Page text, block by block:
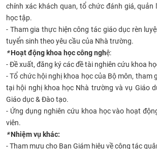
chính xác khách quan, tổ chức đánh giá,
học tập.
- Tham gia thực hiện công tác giáo dục rèn
tuyển sinh theo yêu cầu của Nhà trường.
*Hoạt động khoa học công nghệ:
- Đề xuất, đăng ký các đề tài nghiên cứu khoa
- Tổ chức hội nghị khoa học của Bộ môn, tham
tại hội nghị khoa học Nhà trường và vụ Giáo
Giáo dục & Đào tạo.
- Ứng dụng nghiên cứu khoa học vào hoạt
viên.
*Nhiệm vụ khác:
- Tham mưu cho Ban Giám hiệu về công tác